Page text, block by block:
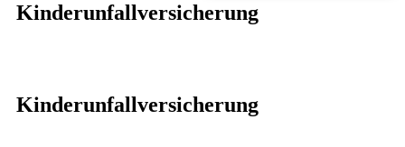
Kinderunfallversicherung
Kinderunfallversicherung